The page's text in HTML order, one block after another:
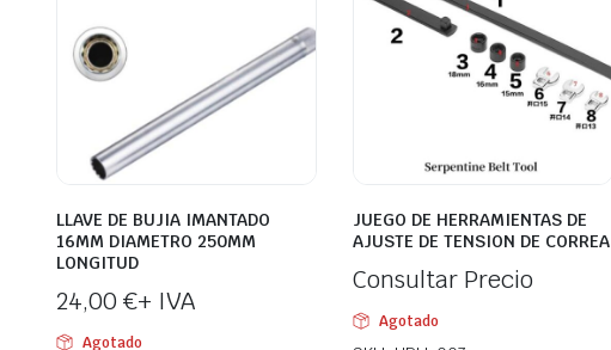
LLAVE DE BUJIA IMANTADO
16MM DIAMETRO 250MM
LONGITUD
24,00 €+ IVA
Agotado
JUEGO DE HERRAMIENTAS DE
AJUSTE DE TENSION DE CORREA
Consultar Precio
Agotado